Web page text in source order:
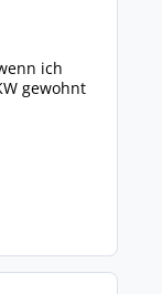
ich
gewohnt